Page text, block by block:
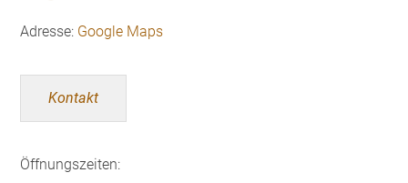
Adresse: Google Maps
Kontakt
Öffnungszeiten: